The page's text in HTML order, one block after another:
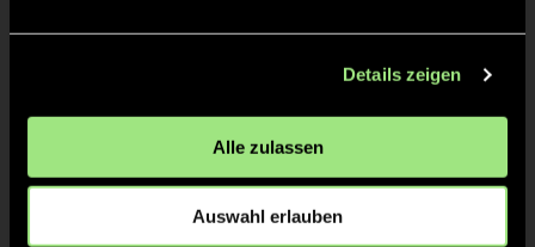
Details zeigen
Alle zulassen
Auswahl erlauben
TW = Torwart & ETW = Ersatztorwart, K = Kapitän
Tore & Karten
1/4
1:0 1’